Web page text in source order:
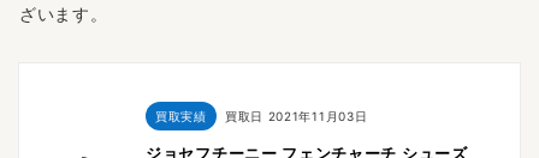
ざいます。
買取実績 買取日 2021年11月03日
ジョセフチーニー フェンチャーチ シューズ